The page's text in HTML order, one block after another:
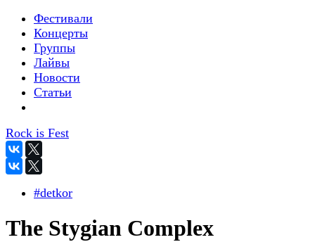
Фестивали
Концерты
Группы
Лайвы
Новости
Статьи
Rock is Fest
#detkor
The Stygian Complex